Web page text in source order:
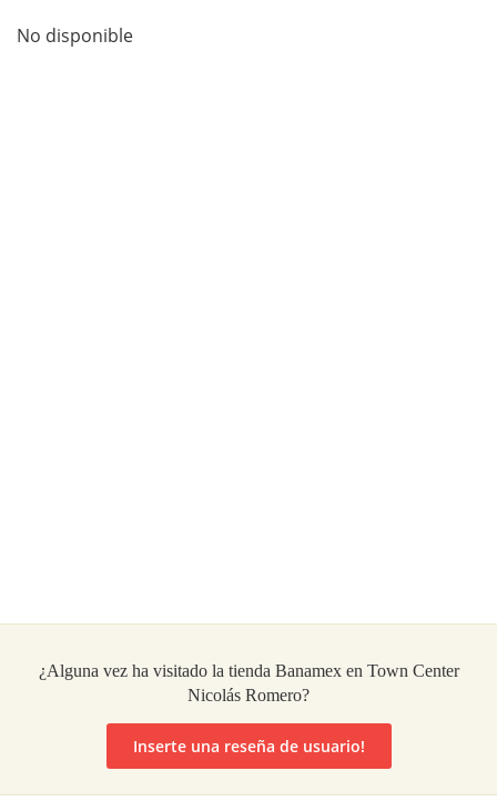
No disponible
¿Alguna vez ha visitado la tienda Banamex en Town Center
Nicolás Romero?
Inserte una reseña de usuario!